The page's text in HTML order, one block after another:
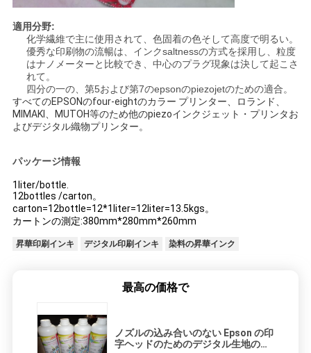
イ
ー
ポ
リ
シ
ー
適用分野:
化学繊維で主に使用されて、色固着の色そして高度で明るい。
優秀な印刷物の流暢は、インクsaltnessの方式を採用し、粒度
はナノメーターと比較でき、中心のプラグ現象は決して起こさ
れて。
四分の一の、第5および第7のepsonのpiezojetのための適合。
すべてのEPSONのfour-eightのカラー プリンター、ロランド、
MIMAKI、MUTOH等のため他のpiezoインクジェット・プリンタお
よびデジタル織物プリンター。
パッケージ情報
1liter/bottle.
12bottles /carton。
carton=12bottle=12*1liter=12liter=13.5kgs。
カートンの測定:380mm*280mm*260mm
昇華印刷インキ デジタル印刷インキ 染料の昇華インク
最高の価格で
ノズルの込み合いのない Epson の印
字ヘッドのためのデジタル生地の染